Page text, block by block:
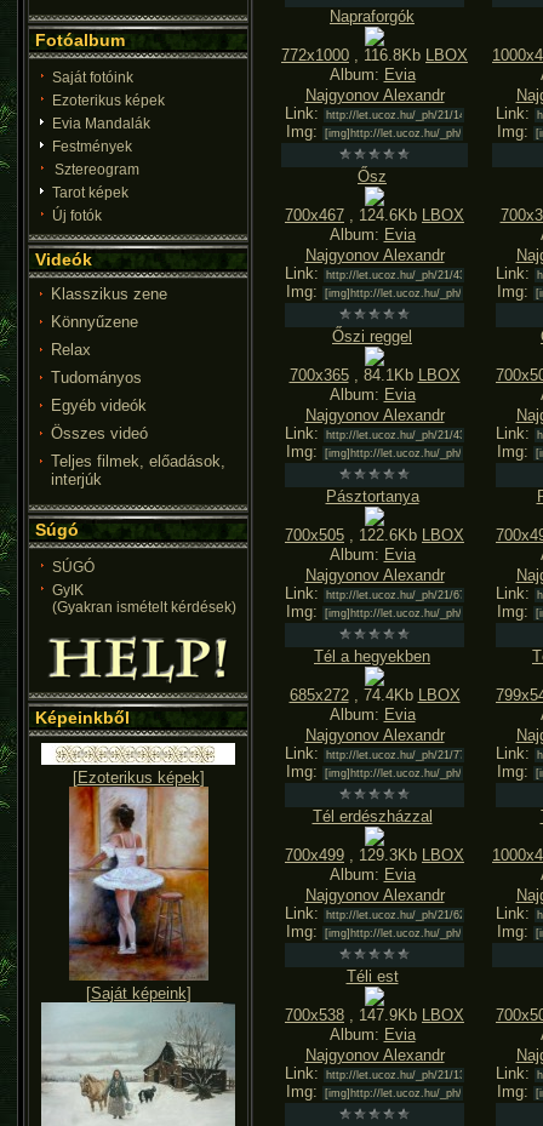
Fotóalbum
Saját fotóink
Ezoterikus képek
Evia Mandalák
Festmények
Sztereogram
Tarot képek
Új fotók
Videók
Klasszikus zene
Könnyűzene
Relax
Tudományos
Egyéb videók
Összes videó
Teljes filmek, előadások,
interjúk
Súgó
SÚGÓ
GyIK
(Gyakran ismételt kérdések)
Képeinkből
[Ezoterikus képek]
[Saját képeink]
Napraforgók
772x1000 , 116.8Kb LBOX
Album: Evia
Najgyonov Alexandr
Link:
Img:
Link:
Img:
Ősz
700x467 , 124.6Kb LBOX
Album: Evia
Najgyonov Alexandr
Link:
Img:
Link:
Img:
Őszi reggel
700x365, 84.1Kb LBOX
Album: Evia
Najgyonov Alexandr
Link:
Img:
Link:
Img:
Pásztortanya
700x505 , 122.6Kb LBOX
Album: Evia
Najgyonov Alexandr
Link:
Img:
Link:
Img:
Tél a hegyekben
685x272, 74.4Kb LBOX
Album: Evia
Najgyonov Alexandr
Link:
Img:
Link:
Img:
Tél erdészházzal
700x499 , 129.3Kb LBOX
Album: Evia
Najgyonov Alexandr
Link:
Img:
Link:
Img:
Téli est
700x538 , 147.9Kb LBOX
Album: Evia
Najgyonov Alexandr
Link:
Img:
Link:
Img: